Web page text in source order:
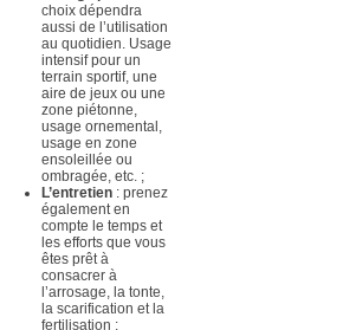
choix dépendra
aussi de l’utilisation
au quotidien. Usage
intensif pour un
terrain sportif, une
aire de jeux ou une
zone piétonne,
usage ornemental,
usage en zone
ensoleillée ou
ombragée, etc. ;
L’entretien : prenez
également en
compte le temps et
les efforts que vous
êtes prêt à
consacrer à
l’arrosage, la tonte,
la scarification et la
fertilisation ;